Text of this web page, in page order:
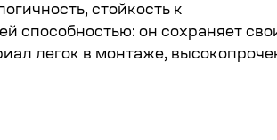
стойкость к
способностью: он сохраняет
легок в монтаже,